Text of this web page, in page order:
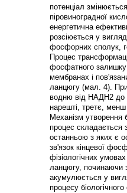
потенціал
піровиноградної
енергетична
розсіюється у
фосфорних сполук,
Процес
фосфатного залишку
мембранах і
ланцюгу (мал. 4).
водню від НАДН2 до
нарешті, третє,
Механізм утворення
процес складається
останньою з яких є
зв'язок кінцевої
фізіологічних
ланцюгу, починаючи
акумулюється у
процесу